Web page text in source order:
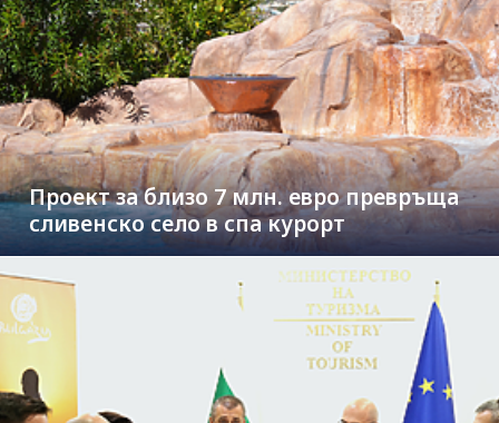
Проект за близо 7 млн. евро превръща
сливенско село в спа курорт